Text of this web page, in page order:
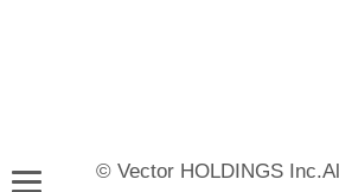
© Vector HOLDINGS